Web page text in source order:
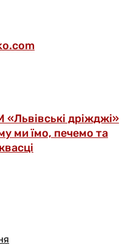
дріжджі»
ми їмо, печемо та